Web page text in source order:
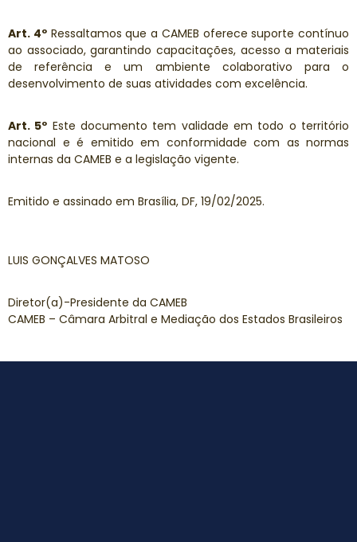
Art. 4ºRessaltamos que a CAMEB oferece suporte contínuo
ao associado, garantindo capacitações, acesso a materiais
de referência e um ambiente colaborativo para o
desenvolvimento de suas atividades com excelência.
Art. 5º Este documento tem validade em todo o território
nacional e é emitido em conformidade com as normas
internas da CAMEB e a legislação vigente.
Emitido e assinado em Brasília, DF, 19/02/2025.
LUIS GONÇALVES MATOSO
Diretor(a)-Presidente da CAMEB
CAMEB – Câmara Arbitral e Mediação dos Estados Brasileiros